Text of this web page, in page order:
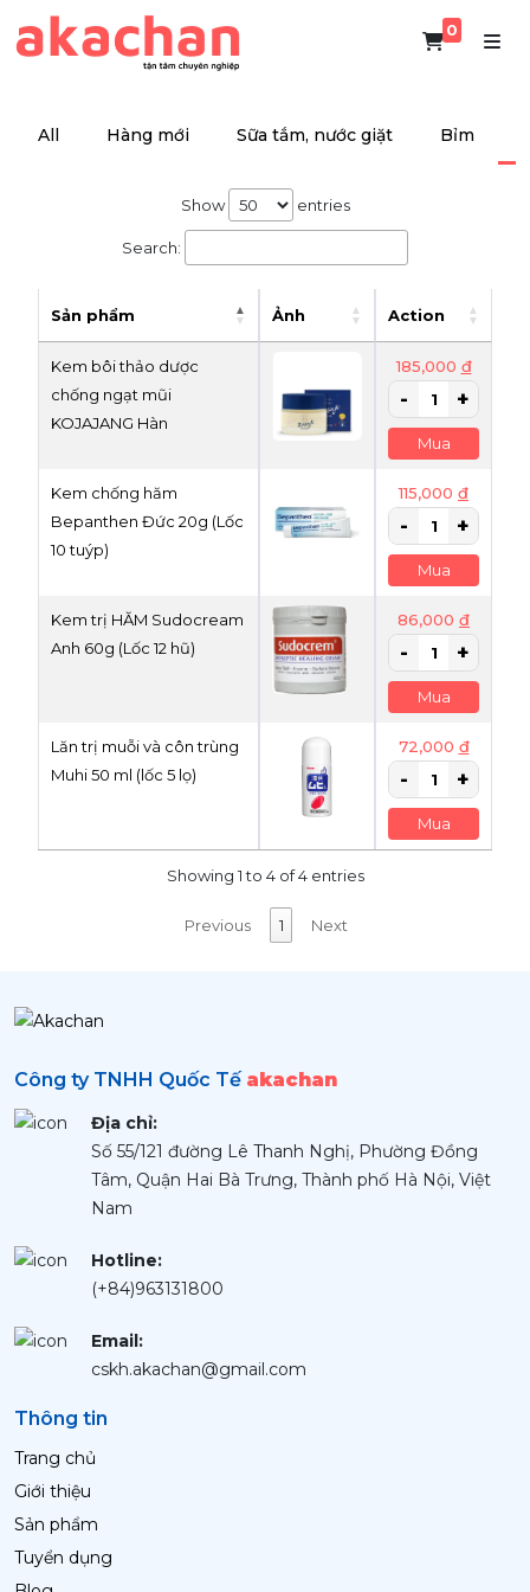
0
All Hàng mới Sữa tắm, nước giặt Bỉm
Show entries
Search:
Sản phẩm Ảnh Action
Kem bôi thảo dược
chống ngạt mũi
KOJAJANG Hàn
185,000 đ
Mua
Kem chống hăm
Bepanthen Đức 20g (Lốc
10 tuýp)
115,000 đ
Mua
Kem trị HĂM Sudocream
Anh 60g (Lốc 12 hũ)
86,000 đ
Mua
Lăn trị muỗi và côn trùng
Muhi 50 ml (lốc 5 lọ)
72,000 đ
Mua
Showing 1 to 4 of 4 entries
Previous 1 Next
Công ty TNHH Quốc Tế akachan
Địa chỉ:
Số 55/121 đường Lê Thanh Nghị, Phường Đồng
Tâm, Quận Hai Bà Trưng, Thành phố Hà Nội, Việt
Nam
Hotline:
(+84)963131800
Email:
cskh.akachan@gmail.com
Thông tin
Trang chủ
Giới thiệu
Sản phẩm
Tuyển dụng